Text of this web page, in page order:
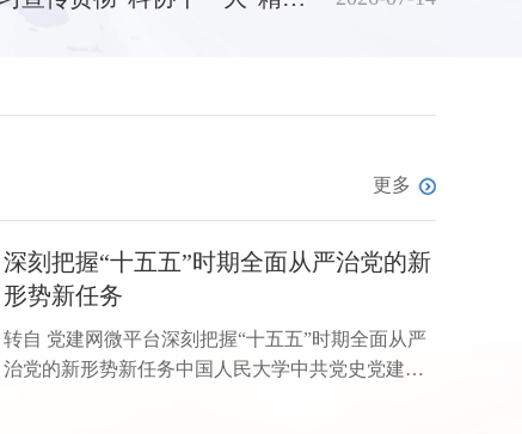
更多
深刻把握“十五五”时期全面从严治党的新
形势新任务
转自 党建网微平台深刻把握“十五五”时期全面从严
治党的新形势新任务中国人民大学中共党史党建学